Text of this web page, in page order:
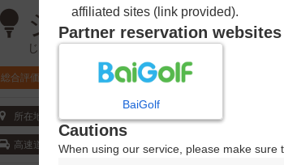
ジャパンＰＧＡゴ
じゃぱんぴーじーえー
総合評価 4.3 ポイント利用可
所在地 〒292-1167 千葉県 君津市平田223
高速道 館山自動車道・君津 10km以内
affiliated sites (link provided).
Partner reservation websites
BaiGolf
Cautions
When using our service, please make sure